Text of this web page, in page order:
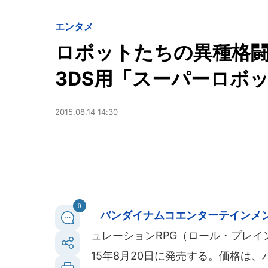
エンタメ
ロボットたちの異種格
3DS用「スーパーロボ
2015.08.14 14:30
0
バンダイナムコエンターテインメ
ュレーションRPG（ロール・プレ
15年8月20日に発売する。価格は